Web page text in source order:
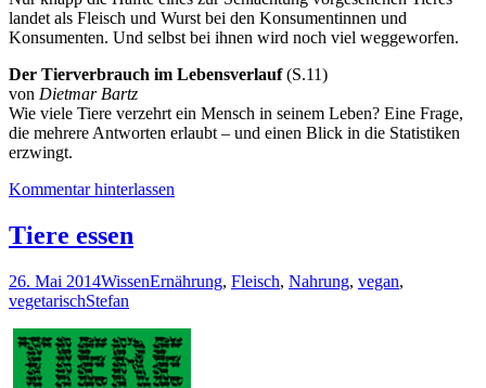
landet als Fleisch und Wurst bei den Konsumentinnen und
Konsumenten. Und selbst bei ihnen wird noch viel weggeworfen.
Der Tierverbrauch im Lebensverlauf(S.11)
von Dietmar Bartz
Wie viele Tiere verzehrt ein Mensch in seinem Leben? Eine Frage,
die mehrere Antworten erlaubt – und einen Blick in die Statistiken
erzwingt.
Kommentar hinterlassen
Tiere essen
26. Mai 2014WissenErnährung, Fleisch, Nahrung, vegan,
vegetarischStefan